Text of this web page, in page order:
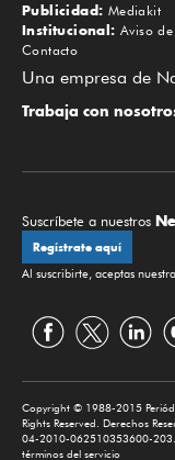
Publicidad: Mediakit
Institucional: Aviso
Contacto
Una empresa de
Trabaja con
Suscríbete a nuestros
Regístrate aquí
Al suscribirte, aceptas
Copyright © 1988-2015
Rights Reserved. Derechos
04-2010-062510353600-203.
términos del servicio